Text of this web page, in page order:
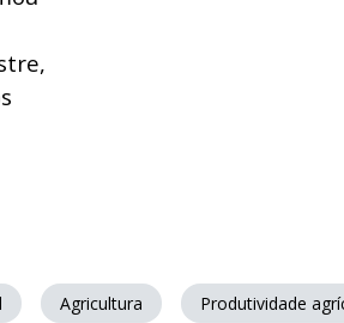
Agricultura Produtividade